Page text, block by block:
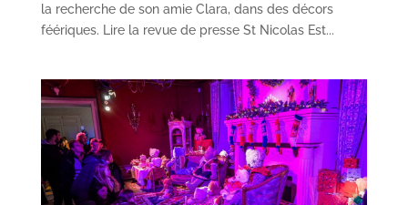
la recherche de son amie Clara, dans des décors
féériques. Lire la revue de presse St Nicolas Est...